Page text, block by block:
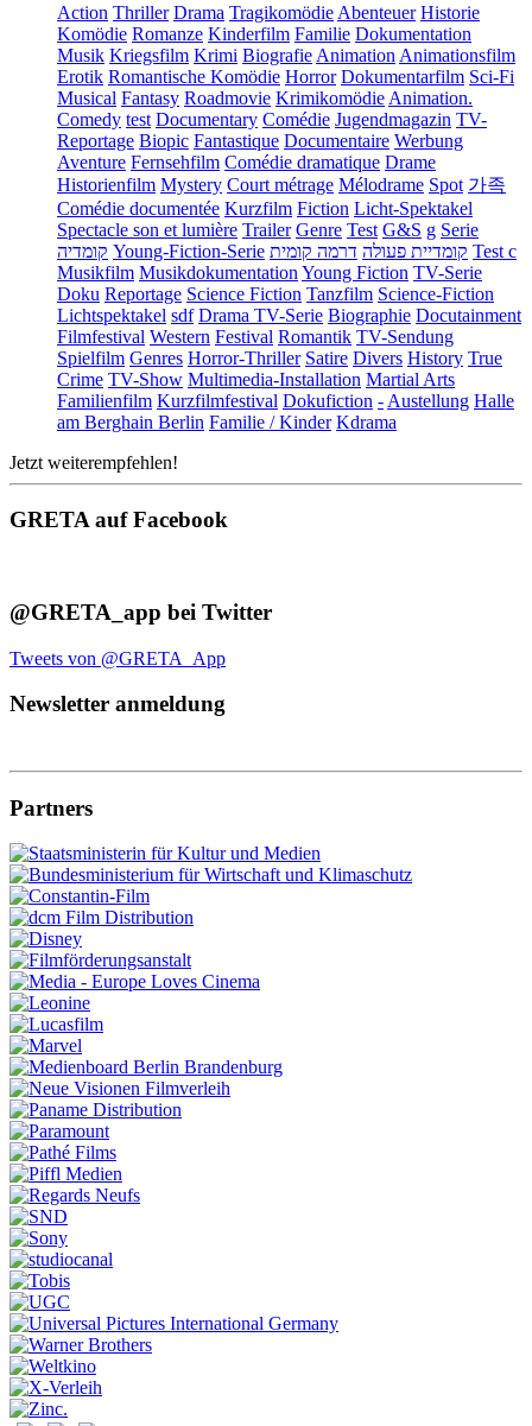
Action Thriller Drama Tragikomödie Abenteuer Historie
Komödie Romanze Kinderfilm Familie Dokumentation
Musik Kriegsfilm Krimi Biografie Animation Animationsfilm
Erotik Romantische Komödie Horror Dokumentarfilm Sci-Fi
Musical Fantasy Roadmovie Krimikomödie Animation.
Comedy test Documentary Comédie Jugendmagazin TV-
Reportage Biopic Fantastique Documentaire Werbung
Aventure Fernsehfilm Comédie dramatique Drame
Historienfilm Mystery Court métrage Mélodrame Spot 가족
Comédie documentée Kurzfilm Fiction Licht-Spektakel
Spectacle son et lumière Trailer Genre Test G&S g Serie
קומדיה Young-Fiction-Serie קומדיית פעולה דרמה קומית
Test c
Musikfilm Musikdokumentation Young Fiction TV-Serie
Doku Reportage Science Fiction Tanzfilm Science-Fiction
Lichtspektakel sdf Drama TV-Serie Biographie Docutainment
Filmfestival Western Festival Romantik TV-Sendung
Spielfilm Genres Horror-Thriller Satire Divers History True
Crime TV-Show Multimedia-Installation Martial Arts
Familienfilm Kurzfilmfestival Dokufiction - Austellung Halle
am Berghain Berlin Familie / Kinder Kdrama
Jetzt weiterempfehlen!
GRETA auf Facebook
@GRETA_app bei Twitter
Tweets von @GRETA_App
Newsletter anmeldung
Partners